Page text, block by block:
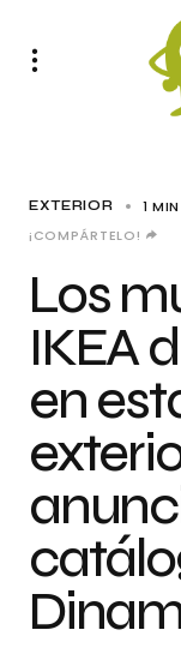
EXTERIOR
1
¡COMPÁRTELO!
Los
IKEA
en